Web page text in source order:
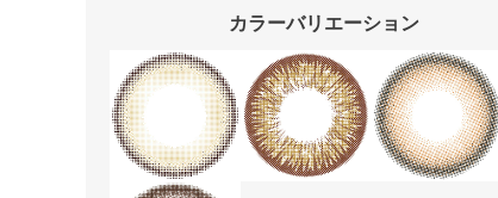
カラーバリエーション